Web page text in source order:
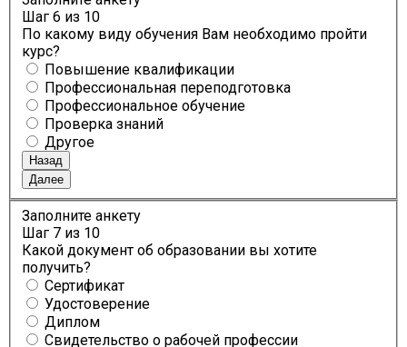
Шаг 6 из 10
По какому виду обучения Вам необходимо пройти
курс?
Повышение квалификации
Профессиональная переподготовка
Профессиональное обучение
Проверка знаний
Другое
Назад
Далее
Заполните анкету
Шаг 7 из 10
Какой документ об образовании вы хотите
получить?
Сертификат
Удостоверение
Диплом
Свидетельство о рабочей профессии